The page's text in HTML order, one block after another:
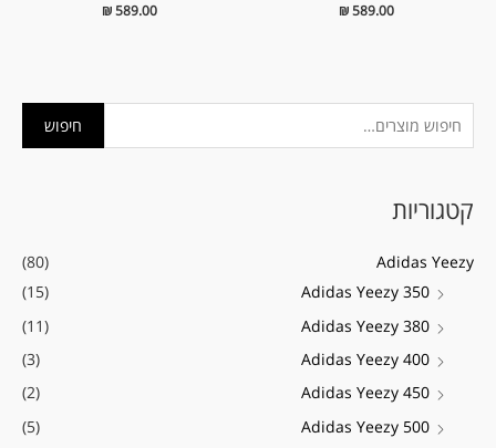
י
ו
ע
חיפוש
קטגוריות
Adidas Yeezy
(80)
Adidas Yeezy 350
(15)
Adidas Yeezy 380
(11)
Adidas Yeezy 400
(3)
Adidas Yeezy 450
(2)
Adidas Yeezy 500
(5)
ח
י
נ
י
מ
ל
י
ח
ק
ס
י
מ
ל
י
₪589.00
₪589.00